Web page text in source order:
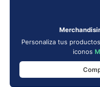
Personaliza tus
iconos